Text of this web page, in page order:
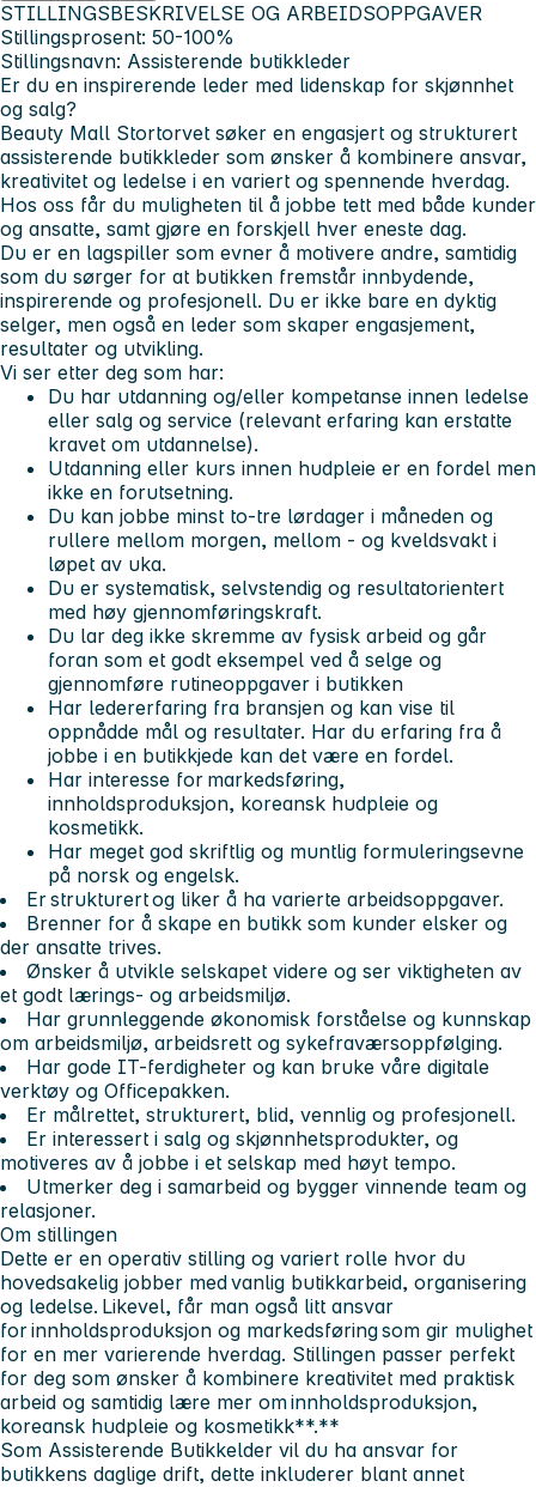
STILLINGSBESKRIVELSE OG ARBEIDSOPPGAVER
Stillingsprosent: 50-100%
Stillingsnavn: Assisterende butikkleder
Er du en inspirerende leder med lidenskap for skjønnhet
og salg?
Beauty Mall Stortorvet søker en engasjert og strukturert
assisterende butikkleder som ønsker å kombinere ansvar,
kreativitet og ledelse i en variert og spennende hverdag.
Hos oss får du muligheten til å jobbe tett med både kunder
og ansatte, samt gjøre en forskjell hver eneste dag.
Du er en lagspiller som evner å motivere andre, samtidig
som du sørger for at butikken fremstår innbydende,
inspirerende og profesjonell. Du er ikke bare en dyktig
selger, men også en leder som skaper engasjement,
resultater og utvikling.
Vi ser etter deg som har:
Du har utdanning og/eller kompetanse innen ledelse
eller salg og service (relevant erfaring kan erstatte
kravet om utdannelse).
Utdanning eller kurs innen hudpleie er en fordel men
ikke en forutsetning.
Du kan jobbe minst to-tre lørdager i måneden og
rullere mellom morgen, mellom - og kveldsvakt i
løpet av uka.
Du er systematisk, selvstendig og resultatorientert
med høy gjennomføringskraft.
Du lar deg ikke skremme av fysisk arbeid og går
foran som et godt eksempel ved å selge og
gjennomføre rutineoppgaver i butikken
Har ledererfaring fra bransjen og kan vise til
oppnådde mål og resultater. Har du erfaring fra å
jobbe i en butikkjede kan det være en fordel.
Har interesse for markedsføring,
innholdsproduksjon, koreansk hudpleie og
kosmetikk.
Har meget god skriftlig og muntlig formuleringsevne
på norsk og engelsk.
Er strukturert og liker å ha varierte arbeidsoppgaver.
Brenner for å skape en butikk som kunder elsker og
der ansatte trives.
Ønsker å utvikle selskapet videre og ser viktigheten av
et godt lærings- og arbeidsmiljø.
Har grunnleggende økonomisk forståelse og kunnskap
om arbeidsmiljø, arbeidsrett og sykefraværsoppfølging.
Har gode IT-ferdigheter og kan bruke våre digitale
verktøy og Officepakken.
Er målrettet, strukturert, blid, vennlig og profesjonell.
Er interessert i salg og skjønnhetsprodukter, og
motiveres av å jobbe i et selskap med høyt tempo.
Utmerker deg i samarbeid og bygger vinnende team og
relasjoner.
Om stillingen
Dette er en operativ stilling og variert rolle hvor du
hovedsakelig jobber med vanlig butikkarbeid, organisering
og ledelse. Likevel, får man også litt ansvar
for innholdsproduksjon og markedsføring som gir mulighet
for en mer varierende hverdag. Stillingen passer perfekt
for deg som ønsker å kombinere kreativitet med praktisk
arbeid og samtidig lære mer om innholdsproduksjon,
koreansk hudpleie og kosmetikk**.**
Som Assisterende Butikkelder vil du ha ansvar for
butikkens daglige drift, dette inkluderer blant annet